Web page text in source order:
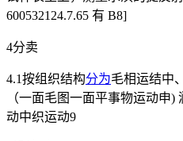
600532124.7.65 有 B8]
4分卖
4.1按组织结构分为毛相运结中
（一面毛图一面平事物运动申
动中织运动9